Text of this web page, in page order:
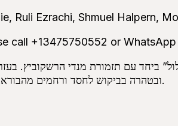
Ruli Ezrachi, Shmuel Halpern,
call +13475750552 or
ובטהרה בביקוש לחסד ורחמים מהבורא עולם לשנה מתוקה ושנה של התחברות.